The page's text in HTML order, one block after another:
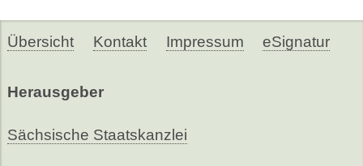
Übersicht Kontakt Impressum eSignatur
Herausgeber
Sächsische Staatskanzlei